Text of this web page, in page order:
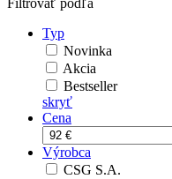
Filtrovať podľa
Typ
Novinka
Akcia
Bestseller
skryť
Cena
Výrobca
CSG S.A.